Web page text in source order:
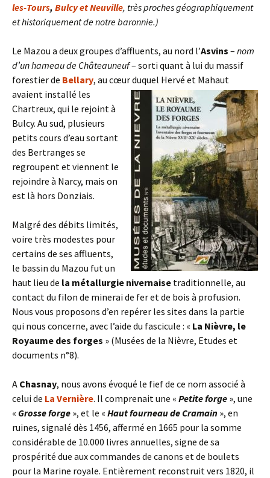
les-Tours, Bulcy et Neuville, très proches géographiquement
et historiquement de notre baronnie.)
Le Mazou a deux groupes d’affluents, au nord l’Asvins – nom
d’un hameau de Châteauneuf– sorti quant à lui du massif
forestier de Bellary, au cœur duquel Hervé et Mahaut
avaient installé les
Chartreux, qui le rejoint à
Bulcy. Au sud, plusieurs
petits cours d’eau sortant
des Bertranges se
regroupent et viennent le
rejoindre à Narcy, mais on
est là hors Donziais.
Malgré des débits limités,
voire très modestes pour
certains de ses affluents,
le bassin du Mazou fut un
haut lieu de la métallurgie nivernaise traditionnelle, au
contact du filon de minerai de fer et de bois à profusion.
Nous vous proposons d’en repérer les sites dans la partie
qui nous concerne, avec l’aide du fascicule : « La Nièvre, le
Royaume des forges » (Musées de la Nièvre, Etudes et
documents n°8).
A Chasnay, nous avons évoqué le fief de ce nom associé à
celui de La Vernière. Il comprenait une « Petite forge », une
« Grosse forge », et le « Haut fourneau de Cramain », en
ruines, signalé dès 1456, affermé en 1665 pour la somme
considérable de 10.000 livres annuelles, signe de sa
prospérité due aux commandes de canons et de boulets
pour la Marine royale. Entièrement reconstruit vers 1820, il